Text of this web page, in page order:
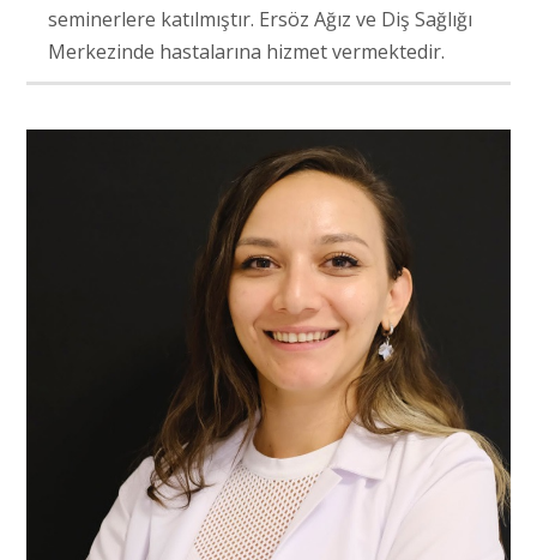
seminerlere katılmıştır. Ersöz Ağız ve Diş Sağlığı
Merkezinde hastalarına hizmet vermektedir.